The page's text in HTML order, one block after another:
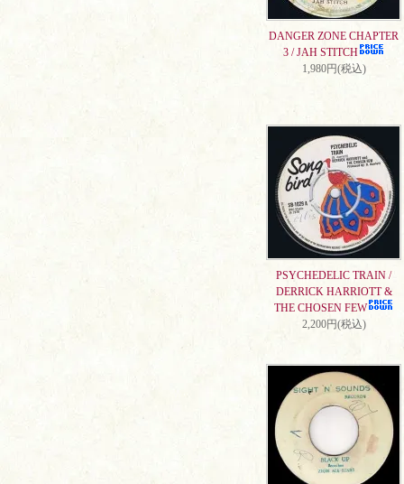
DANGER ZONE CHAPTER
3 / JAH STITCH
1,980円(税込)
PSYCHEDELIC TRAIN /
DERRICK HARRIOTT &
THE CHOSEN FEW
2,200円(税込)